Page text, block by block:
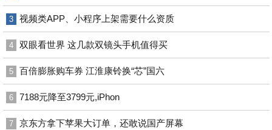
3 视频类APP、小程序上架需要什么资质
4 双眼看世界 这几款双镜头手机值得买
5 百倍膨胀购车券 江淮康铃换“芯”国六
6 7188元降至3799元,iPhon
7 京东方拿下苹果大订单，还敢说国产屏幕